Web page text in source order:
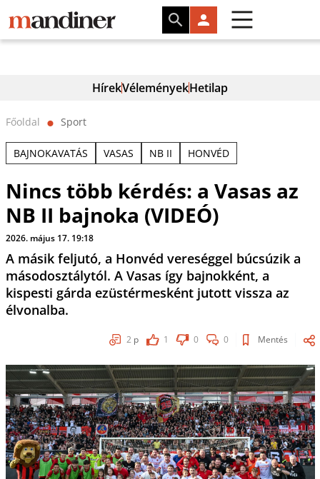
HírekVéleményekHetilap
Főoldal ⬤ Sport
BAJNOKAVATÁS VASAS NB II HONVÉD
Nincs több kérdés: a Vasas az
NB II bajnoka (VIDEÓ)
2026. május 17. 19:18
A másik feljutó, a Honvéd vereséggel búcsúzik a
másodosztálytól. A Vasas így bajnokként, a
kispesti gárda ezüstérmesként jutott vissza az
élvonalba.
2 p 1 0 0 Mentés